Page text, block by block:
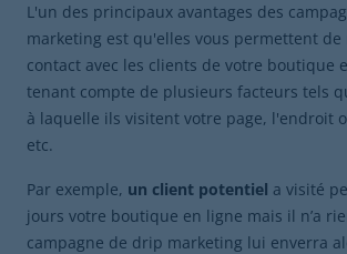
L'un des principaux avantages des
marketing est qu'elles vous permettent de
contact avec les clients de votre boutique
tenant compte de plusieurs facteurs tels
à laquelle ils visitent votre page, l'endroit
etc.
Par exemple, un client potentiel a visité
jours votre boutique en ligne mais il n’a
campagne de drip marketing lui enverra